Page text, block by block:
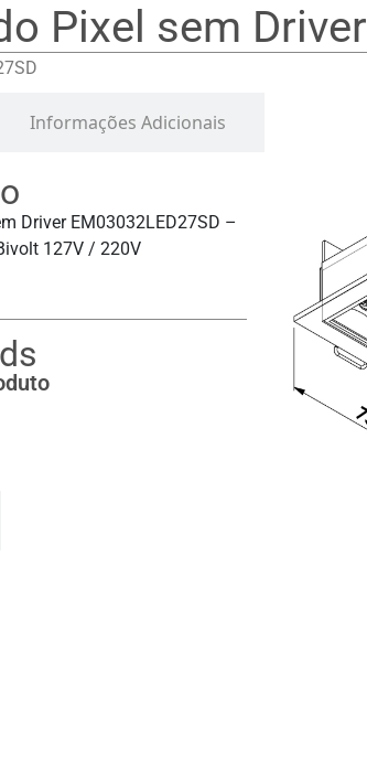
Pixel sem Driver
Informações Adicionais
Driver EM03032LED27SD –
127V / 220V